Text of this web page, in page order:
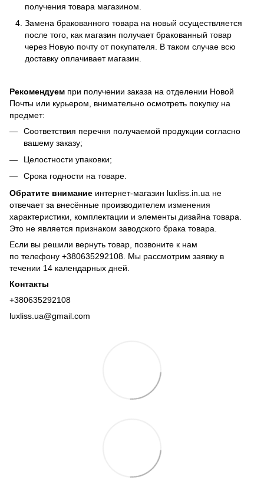
получения товара магазином.
Замена бракованного товара на новый осуществляется
после того, как магазин получает бракованный товар
через Новую почту от покупателя. В таком случае всю
доставку оплачивает магазин.
Рекомендуем при получении заказа на отделении Новой
Почты или курьером, внимательно осмотреть покупку на
предмет:
Соответствия перечня получаемой продукции согласно
вашему заказу;
Целостности упаковки;
Срока годности на товаре.
Обратите внимание интернет-магазин luxliss.in.ua не
отвечает за внесённые производителем изменения
характеристики, комплектации и элементы дизайна товара.
Это не является признаком заводского брака товара.
Если вы решили вернуть товар, позвоните к нам
по телефону +380635292108 . Мы рассмотрим заявку в
течении 14 календарных дней.
Контакты
+380635292108
luxliss.ua@gmail.com